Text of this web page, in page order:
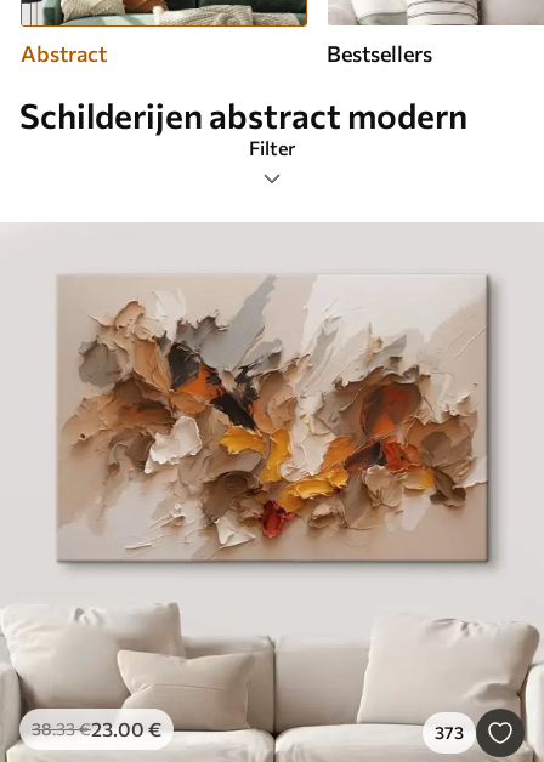
Abstract Bestsellers
Schilderijen abstract modern
Filter
Tags
Afbeeldingsformaat
Schilderijen Abstract
Meest populair
Wis alle filters
38.33€23.00€ 373